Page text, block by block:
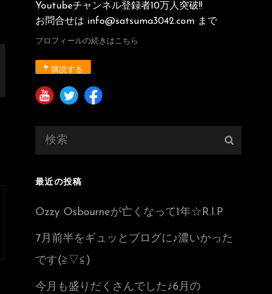
Youtubeチャンネル登録者10万人突破!!
お問合せは info@satsuma3042.com まで
プロフィールの続きはこちら
購読する
索
最近の投稿
Ozzy Osbourneが亡くなって1年☆R.I.P
7月前半をギュッとブログに♪濃いかった
です(≧▽≦)
今月も盛りだくさんでした♪6月の